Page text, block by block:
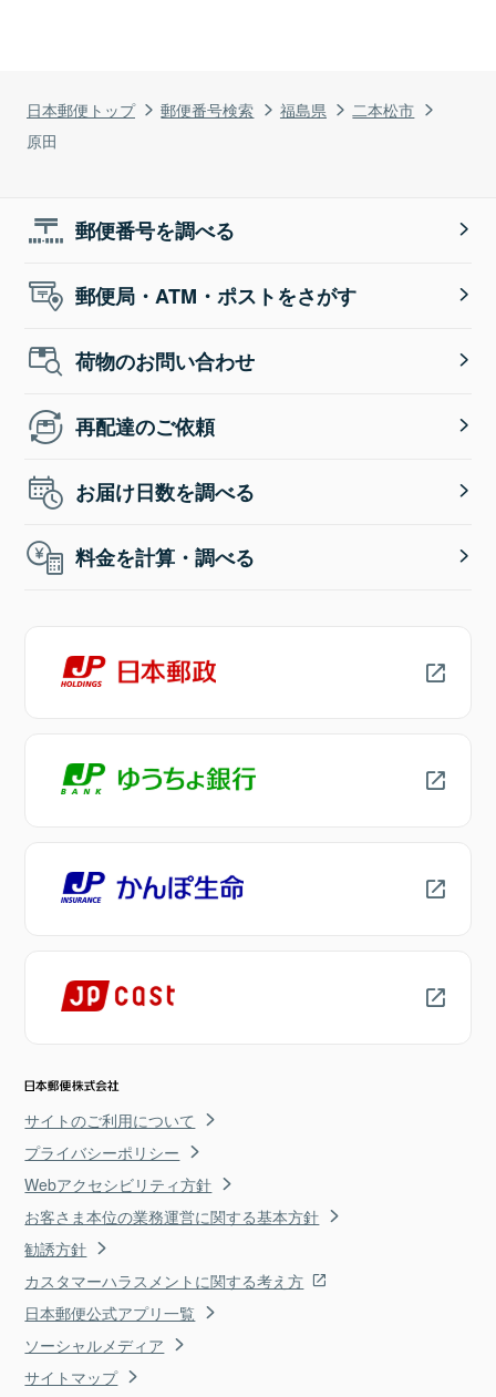
日本郵便トップ 郵便番号検索 福島県
二本松市
原田
郵便番号を調べる
郵便局・ATM・ポストをさがす
荷物のお問い合わせ
再配達のご依頼
お届け日数を調べる
料金を計算・調べる
サイトのご利用について
プライバシーポリシー
Webアクセシビリティ方針
お客さま本位の業務運営に関する基本方針
勧誘方針
カスタマーハラスメントに関する考え方
日本郵便公式アプリ一覧
ソーシャルメディア
サイトマップ